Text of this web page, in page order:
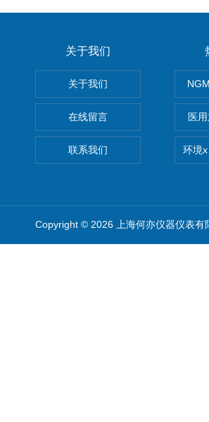
关于我们
关于我们
在线留言
联系我们
医
环境x
Copyright © 2026 上海何亦仪器仪表有